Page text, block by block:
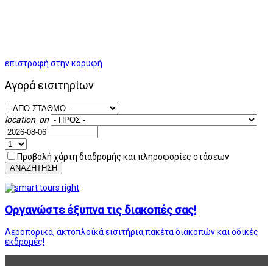
επιστροφή στην κορυφή
Αγορά εισιτηρίων
location_on
Προβολή χάρτη διαδρομής και πληροφορίες στάσεων
ΑΝΑΖΗΤΗΣΗ
Οργανώστε έξυπνα τις διακοπές σας!
Αεροπορικά, ακτοπλοϊκά εισιτήρια,πακέτα διακοπών και οδικές
εκδρομές!